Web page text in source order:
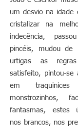
um desvio na idade
cristalizar na
indecência,
pincéis, mudou de
urtigas as
satisfeito, pintou-se
em
monstrozinhos,
fantasmas, estes
nos brancos, nos